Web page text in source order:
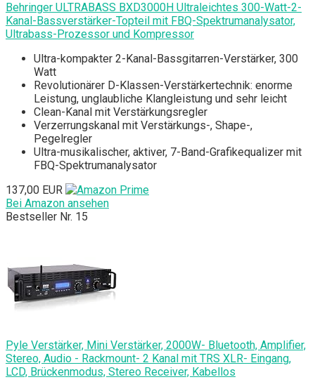
Behringer ULTRABASS BXD3000H Ultraleichtes 300-Watt-2-
Kanal-Bassverstärker-Topteil mit FBQ-Spektrumanalysator,
Ultrabass-Prozessor und Kompressor
Ultra-kompakter 2-Kanal-Bassgitarren-Verstärker, 300
Watt
Revolutionärer D-Klassen-Verstärkertechnik: enorme
Leistung, unglaubliche Klangleistung und sehr leicht
Clean-Kanal mit Verstärkungsregler
Verzerrungskanal mit Verstärkungs-, Shape-,
Pegelregler
Ultra-musikalischer, aktiver, 7-Band-Grafikequalizer mit
FBQ-Spektrumanalysator
137,00 EUR
Bei Amazon ansehen
Bestseller Nr. 15
Pyle Verstärker, Mini Verstärker, 2000W- Bluetooth, Amplifier,
Stereo, Audio - Rackmount- 2 Kanal mit TRS XLR- Eingang,
LCD, Brückenmodus, Stereo Receiver, Kabellos